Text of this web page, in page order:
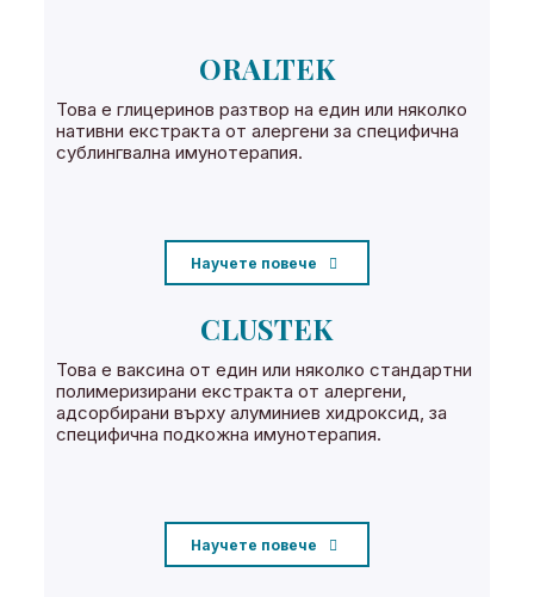
ORALTEK
Това е глицеринов разтвор на един или няколко
нативни екстракта от алергени за специфична
сублингвална имунотерапия.
Научете повече
CLUSTEK
Това е ваксина от един или няколко стандартни
полимеризирани екстракта от алергени,
адсорбирани върху алуминиев хидроксид, за
специфична подкожна имунотерапия.
Научете повече